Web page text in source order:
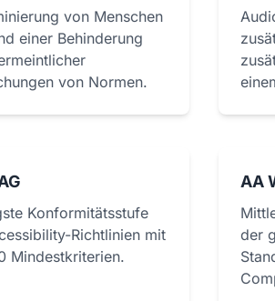
von Menschen
einer Behinderung
von Normen.
Konformitätsstufe
Richtlinien mit
Mindestkriterien.
AA
der